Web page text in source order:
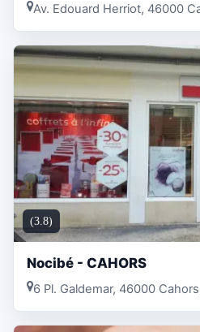
Av. Edouard Herriot, 46000
(3.8)
Nocibé - CAHORS
6 Pl. Galdemar, 46000